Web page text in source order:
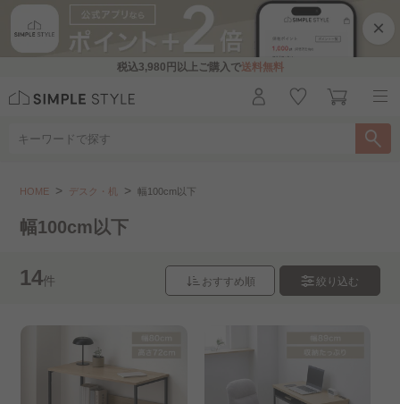
×
税込3,980円 以上ご購入で送料無料
HOME デスク・机 幅100cm以下
パソコンデスク・ワークデスク.. 収納付きデスク
幅121～160cm 幅161cm以上
組立設置サービス（デスク）..
幅100cm以下
14件 おすすめ順 絞り込む